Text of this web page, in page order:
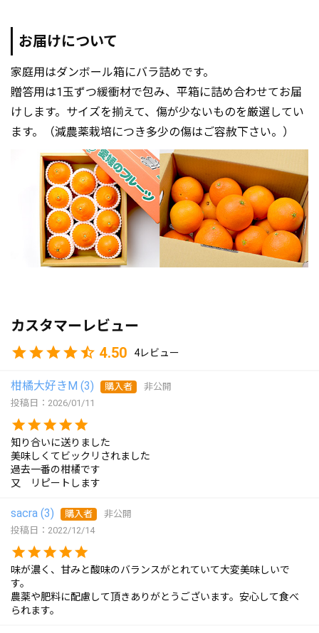
お届けについて
家庭用はダンボール箱にバラ詰めです。
贈答用は1玉ずつ緩衝材で包み、平箱に詰め合わせてお届
けします。サイズを揃えて、傷が少ないものを厳選してい
ます。（減農薬栽培につき多少の傷はご容赦下さい。）
カスタマーレビュー
4.50
4
柑橘大好きM 3 購入者
非公開
投稿日
2026/01/11
知り合いに送りました
美味しくてビックリされました
過去一番の柑橘です
又　リピートします
sacra 3 購入者
非公開
投稿日
2022/12/14
味が濃く、甘みと酸味のバランスがとれていて大変美味しいで
す。
農薬や肥料に配慮して頂きありがとうございます。安心して食べ
られます。